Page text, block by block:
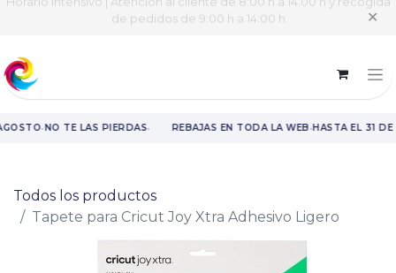
Horario intensivo | Atención al cliente de 8:00 h a 14:00 h y recogida
de pedidos de 9:00 h a 14:00 h ✕
·NO TE LAS PIERDAS· REBAJAS EN TODA LA WEB·HASTA EL 31 DE
Todos los productos
Tapete para Cricut Joy Xtra Adhesivo Ligero